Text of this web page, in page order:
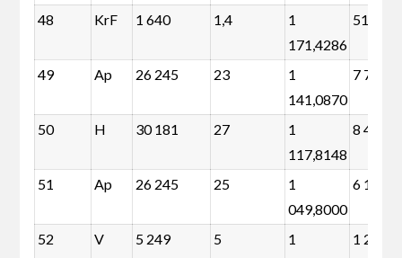
48 KrF 1 640 1,4
1
171,4286
512
49 Ap 26 245 23
1
141,0870
7 714
50 H 30 181 27
1
117,8148
8 427
51 Ap 26 245 25
1
049,8000
6 102
52 V 5 249 5
1
1 221